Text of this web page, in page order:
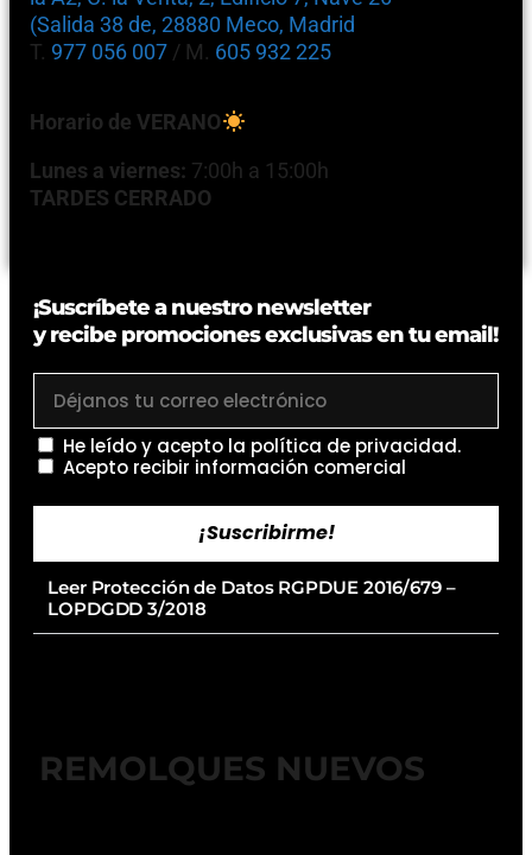
(Salida 38 de, 28880 Meco, Madrid
T. 977 056 007 / M. 605 932 225
Horario de VERANO
Lunes a viernes: 7:00h a 15:00h
TARDES CERRADO
¡Suscríbete a nuestro newsletter
y recibe promociones exclusivas en tu email!
He leído y acepto la política de privacidad.
Acepto recibir información comercial
¡Suscribirme!
Leer Protección de Datos RGPDUE 2016/679 –
LOPDGDD 3/2018
REMOLQUES NUEVOS